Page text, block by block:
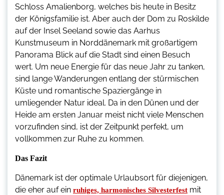
Schloss Amalienborg, welches bis heute in Besitz
der Königsfamilie ist. Aber auch der Dom zu Roskilde
auf der Insel Seeland sowie das Aarhus
Kunstmuseum in Norddänemark mit großartigem
Panorama Blick auf die Stadt sind einen Besuch
wert. Um neue Energie für das neue Jahr zu tanken,
sind lange Wanderungen entlang der stürmischen
Küste und romantische Spaziergänge in
umliegender Natur ideal. Da in den Dünen und der
Heide am ersten Januar meist nicht viele Menschen
vorzufinden sind, ist der Zeitpunkt perfekt, um
vollkommen zur Ruhe zu kommen.
Das Fazit
Dänemark ist der optimale Urlaubsort für diejenigen,
die eher auf ein ruhiges, harmonisches Silvesterfest mit